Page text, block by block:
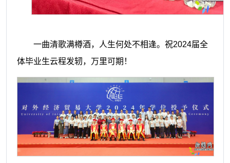
一曲清歌满樽酒，人生何处不相逢。祝2024届全
体毕业生云程发轫，万里可期！